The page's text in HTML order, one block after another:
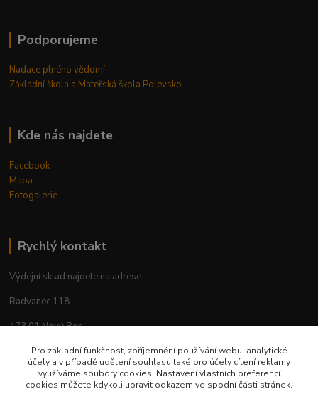
Podporujeme
Nadace plného vědomí
Základní škola a Mateřská škola Polevsko
Kde nás najdete
Facebook
Mapa
Fotogalerie
Rychlý kontakt
Výdejní sklad najdete na adrese:
Radvanec 118
473 01 Nový Bor
tel: +420 605 283 713
Pro základní funkčnost, zpříjemnění používání webu, analytické
účely a v případě udělení souhlasu také pro účely cílení reklamy
využíváme soubory cookies. Nastavení vlastních preferencí
cookies můžete kdykoli upravit odkazem ve spodní části stránek.